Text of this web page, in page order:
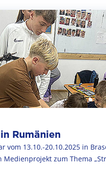
Rumänien
vom 13.10.-20.10.2025 in
Medienprojekt zum Thema